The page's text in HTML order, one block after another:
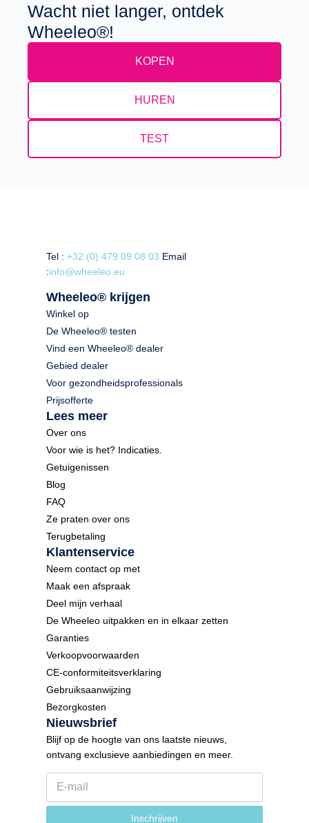
Wacht niet langer, ontdek
Wheeleo®!
KOPEN
HUREN
TEST
Tel :+32 (0) 479 09 08 03 Email
:info@wheeleo.eu
Wheeleo® krijgen
Winkel op
De Wheeleo® testen
Vind een Wheeleo® dealer
Gebied dealer
Voor gezondheidsprofessionals
Prijsofferte
Lees meer
Over ons
Voor wie is het? Indicaties.
Getuigenissen
Blog
FAQ
Ze praten over ons
Terugbetaling
Klantenservice
Neem contact op met
Maak een afspraak
Deel mijn verhaal
De Wheeleo uitpakken en in elkaar zetten
Garanties
Verkoopvoorwaarden
CE-conformiteitsverklaring
Gebruiksaanwijzing
Bezorgkosten
Nieuwsbrief
Blijf op de hoogte van ons laatste nieuws,
ontvang exclusieve aanbiedingen en meer.
e
E
m
Inschrijven